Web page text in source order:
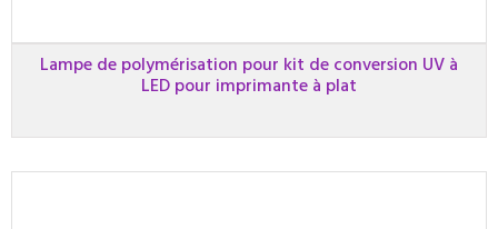
Lampe de polymérisation pour kit de conversion UV à
LED pour imprimante à plat